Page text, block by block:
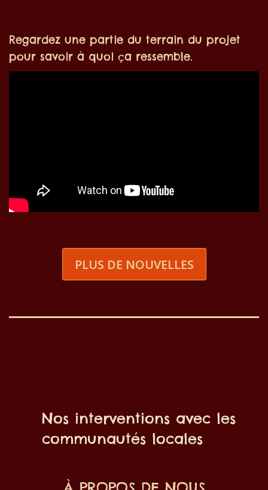
Regardez une partie du terrain du projet
pour savoir à quoi ça ressemble.
PLUS DE NOUVELLES
Nos interventions avec les
communautés locales